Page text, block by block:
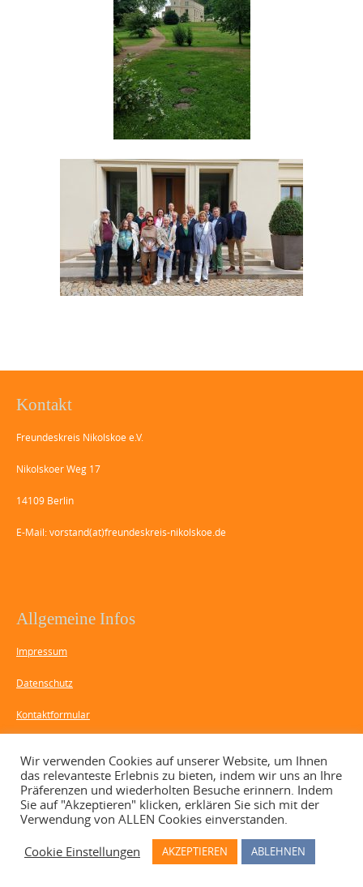
Kontakt
Freundeskreis Nikolskoe e.V.
Nikolskoer Weg 17
14109 Berlin
E-Mail: vorstand(at)freundeskreis-nikolskoe.de
Allgemeine Infos
Impressum
Datenschutz
Kontaktformular
IBAN DE36 1005 0000 0190 8467 12
Wir verwenden Cookies auf unserer Website, um Ihnen
das relevanteste Erlebnis zu bieten, indem wir uns an Ihre
Präferenzen und wiederholten Besuche erinnern. Indem
Sie auf "Akzeptieren" klicken, erklären Sie sich mit der
Verwendung von ALLEN Cookies einverstanden.
Cookie Einstellungen AKZEPTIEREN ABLEHNEN